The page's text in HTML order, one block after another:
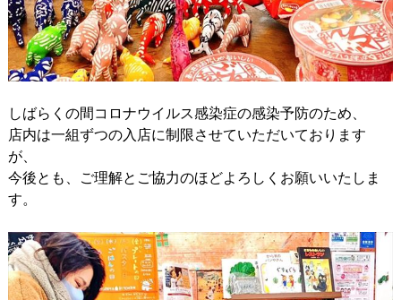
しばらくの間コロナウイルス感染症の感染予防のため、
店内は一組ずつの入店に制限させていただいております
が、
今後とも、ご理解とご協力のほどよろしくお願いいたしま
す。